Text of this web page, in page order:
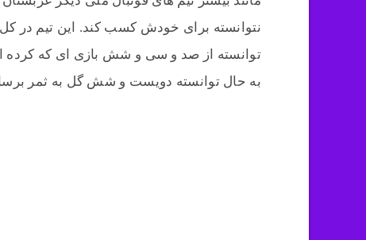
نتوانسته برای خودش کسب کند. این تیم در
توانسته از صد و سی و شش بازی ای که کرده
به حال توانسته دویست و شش گل به ثمر